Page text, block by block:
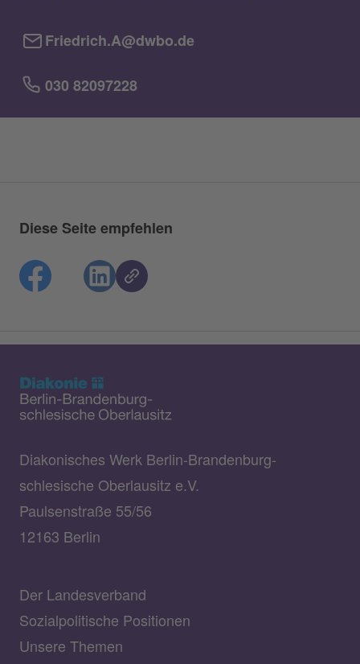
Friedrich.A@dwbo.de
030 82097228
Diese Seite empfehlen
Diakonisches Werk Berlin-Brandenburg-
schlesische Oberlausitz e.V.
Paulsenstraße 55/56
12163 Berlin
Der Landesverband
Sozialpolitische Positionen
Unsere Themen